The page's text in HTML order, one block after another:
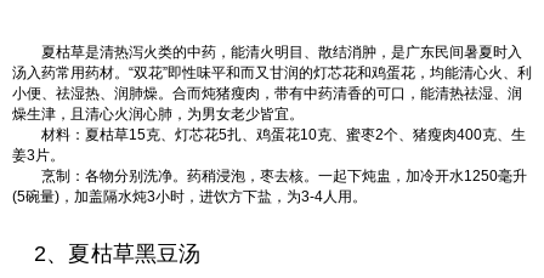
夏枯草是清热泻火类的中药，能清火明目、散结消肿，是广东民间暑夏时入
汤入药常用药材。“双花”即性味平和而又甘润的灯芯花和鸡蛋花，均能清心火、利
小便、祛湿热、润肺燥。合而炖猪瘦肉，带有中药清香的可口，能清热祛湿、润
燥生津，且清心火润心肺，为男女老少皆宜。
材料：夏枯草15克、灯芯花5扎、鸡蛋花10克、蜜枣2个、猪瘦肉400克、生
姜3片。
烹制：各物分别洗净。药稍浸泡，枣去核。一起下炖盅，加冷开水1250毫升
(5碗量)，加盖隔水炖3小时，进饮方下盐，为3-4人用。
2、夏枯草黑豆汤